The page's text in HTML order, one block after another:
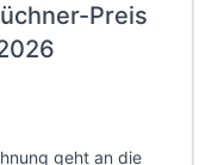
Preis
geht an die